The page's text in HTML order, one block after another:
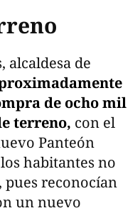
alcaldesa de
de ocho mil
terreno, con el
Panteón
habitantes no
pues reconocían
un nuevo